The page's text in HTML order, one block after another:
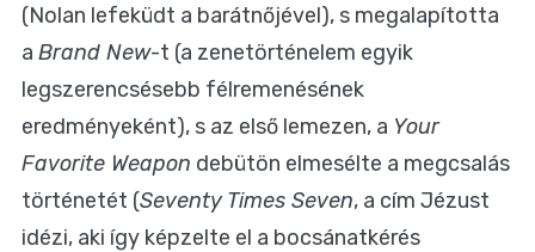
(Nolan lefeküdt a barátnőjével), s megalapította
a Brand New-t (a zenetörténelem egyik
legszerencsésebb félremenésének
eredményeként), s az első lemezen, a Your
Favorite Weapon debütön elmesélte a megcsalás
történetét (Seventy Times Seven, a cím Jézust
idézi, aki így képzelte el a bocsánatkérés